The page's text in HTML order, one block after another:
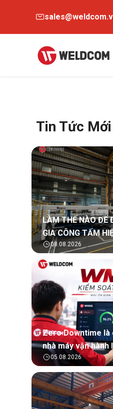
Tin Tức Mới
LÀM THẾ NÀO ĐỂ
GIA CÔNG TẤM
HẠN?
08.08.2026
Zero Downtime là
nhà máy vận
hiệu quả sản xuất
05.08.2026